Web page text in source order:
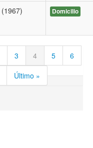
(1967) Domicilio
3 4 5
6
Último »